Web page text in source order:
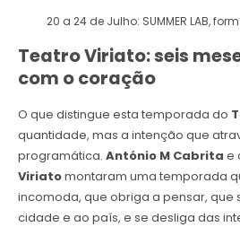
20 a 24 de Julho: SUMMER LAB,
Teatro Viriato: seis
com o coração
O que distingue esta temporada do
quantidade, mas a intenção que
programática. António M Cabrita e
Viriatomontaram uma temporada
incomoda, que obriga a pensar, que
cidade e ao país, e se desliga das